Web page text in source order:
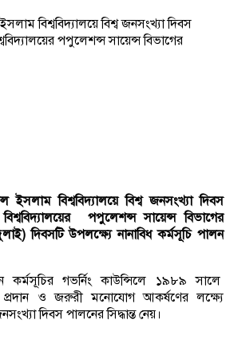
বিশ্ববিদ্যালয়ে বিশ্ব জনসংখ্যা দিবস
পপুলেশন্স সায়েন্স বিভাগের
বিশ্ববিদ্যালয়ে বিশ্ব জনসংখ্যা দিবস
পপুলেশন্স সায়েন্স বিভাগের
দিবসটি উপলক্ষ্যে নানাবিধ কর্মসূচি পালন
কর্মসূচির গভর্নিং কাউন্সিলে ১৯৮৯ সালে
ও জরুরী মনোযোগ আকর্ষণের লক্ষ্যে
দিবস পালনের সিদ্ধান্ত নেয়।